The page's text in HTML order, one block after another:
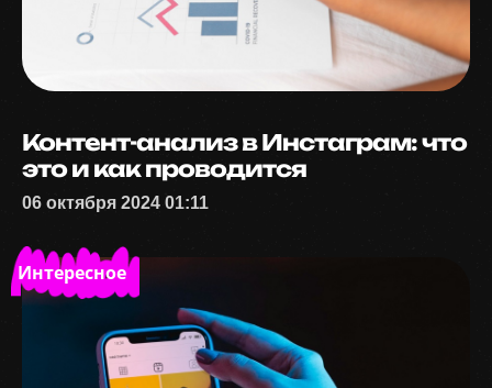
Контент-анализ в Инстаграм: что
это и как проводится
06 октября 2024 01:11
Интересное